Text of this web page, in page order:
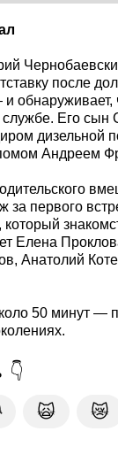
после
обнаруживает,
Его сын
дизельной
Андреем
за первого
Елена
Анатолий
50 минут —
🙀 😿